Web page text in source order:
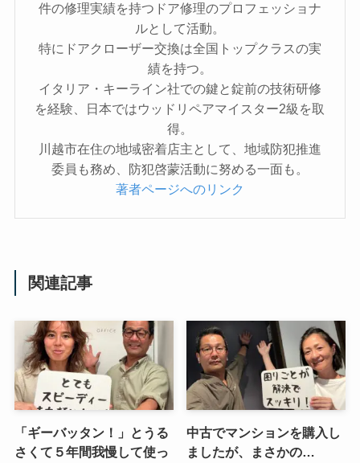
件の修理実績を持つドア修理のプロフェッショナ
ルとして活動。
特にドアクローザー交換は全国トップクラスの実
績を持つ。
イタリア・キーライン社での鍵と錠前の技術研修
を経験、日本ではウッドリペアマイスター2級を取
得。
川越市在住の地域密着店主として、地域防犯推進
委員も務め、防犯啓蒙活動に努める一面も。
著者ページへのリンク
関連記事
「ギーバッタン！」とうる
さくて５年間我慢して使っ
中古でマンションを購入し
ましたが、まさかの…